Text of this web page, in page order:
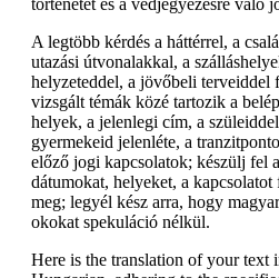
A legtöbb kérdés a háttérrel, a
utazási útvonalakkal, a
helyzeteddel, a jövőbeli terveiddel
vizsgált témák közé tartozik a
helyek, a jelenlegi cím, a
gyermekeid jelenléte, a
előző jogi kapcsolatok; készülj fel
dátumokat, helyeket, a kapcsolatot
meg; legyél kész arra, hogy
okokat spekuláció nélkül.
Here is the translation of your text